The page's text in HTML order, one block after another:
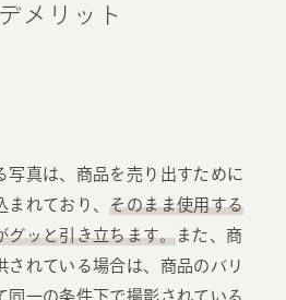
メリット
写真は、商品を売り出すために
まれており、そのまま使用する
グッと引き立ちます。また、商
されている場合は、商品のバリ
同一の条件下で撮影されている